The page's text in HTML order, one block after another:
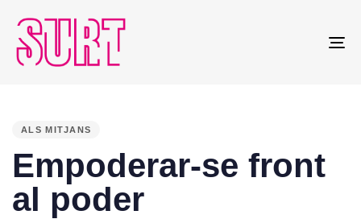
ALS MITJANS
Empoderar-se front
al poder